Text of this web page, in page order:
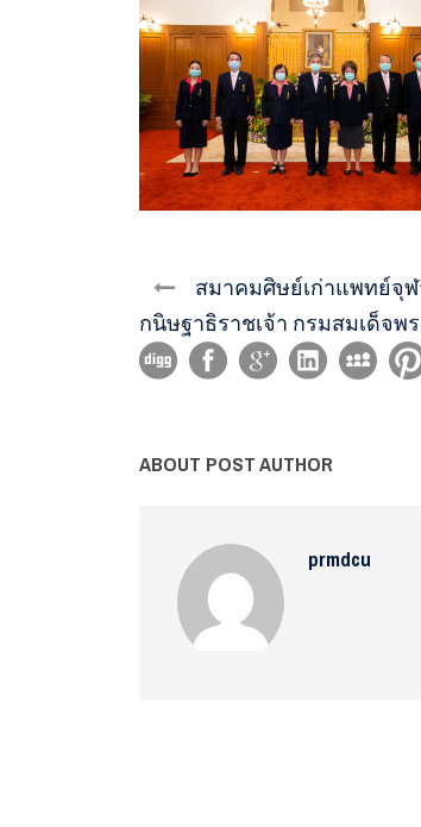
สมาคมศิษย์เก่าแพทย์จุ
กนิษฐาธิราชเจ้า กรมสมเด็จ
ABOUT POST AUTHOR
prmdcu